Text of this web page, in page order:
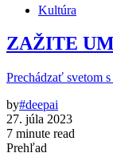
Kultúra
ZAŽITE
Prechádzať svetom
by#deepai
27. júla 2023
7 minute read
Prehľad